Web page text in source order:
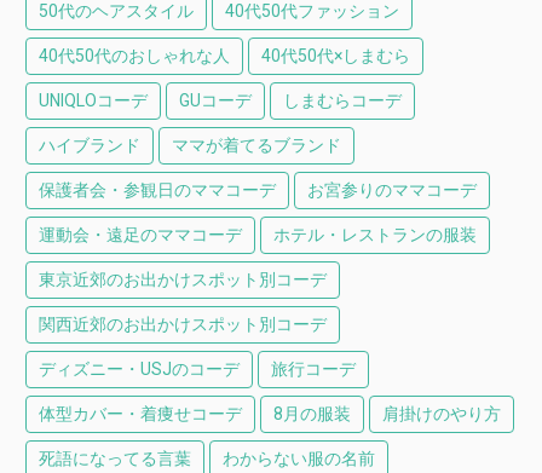
50代のヘアスタイル 40代50代ファッション
40代50代のおしゃれな人 40代50代×しまむら
UNIQLOコーデ GUコーデ しまむらコーデ
ハイブランド ママが着てるブランド
保護者会・参観日のママコーデ お宮参りのママコーデ
運動会・遠足のママコーデ ホテル・レストランの服装
東京近郊のお出かけスポット別コーデ
関西近郊のお出かけスポット別コーデ
ディズニー・USJのコーデ 旅行コーデ
体型カバー・着痩せコーデ 8月の服装 肩掛けのやり方
死語になってる言葉 わからない服の名前